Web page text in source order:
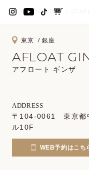
AFLOAT TOP
東京 銀座
AFLOAT
アフロート ギンザ
ADDRESS
〒104-0061 東京都
ル10F
WEB予約はこち